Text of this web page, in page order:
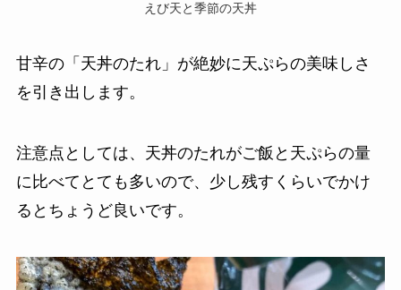
えび天と季節の天丼
甘辛の「天丼のたれ」が絶妙に天ぷらの美味しさ
を引き出します。
注意点としては、天丼のたれがご飯と天ぷらの量
に比べてとても多いので、少し残すくらいでかけ
るとちょうど良いです。